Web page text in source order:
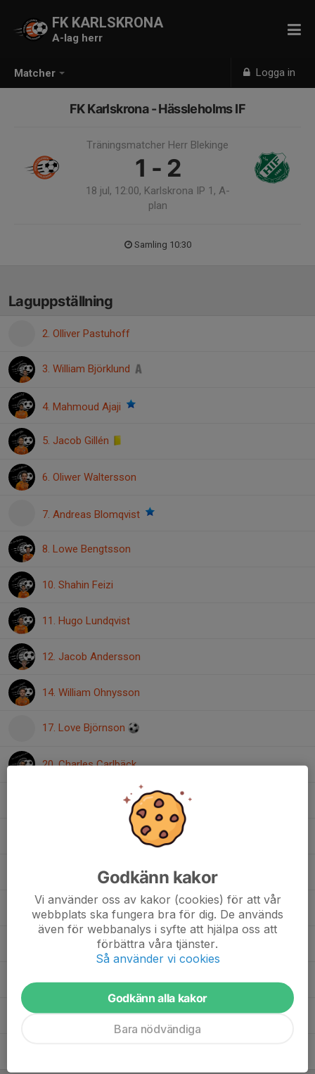
Matcher Logga in
FK KARLSKRONA
A-lag herr
FK Karlskrona - Hässleholms IF
Träningsmatcher Herr Blekinge
1 - 2
18 jul, 12:00, Karlskrona IP 1, A-
plan
Samling 10:30
Laguppställning
2. Olliver Pastuhoff
3. William Björklund
4. Mahmoud Ajaji
5. Jacob Gillén
6. Oliwer Waltersson
7. Andreas Blomqvist
8. Lowe Bengtsson
10. Shahin Feizi
11. Hugo Lundqvist
12. Jacob Andersson
14. William Ohnysson
17. Love Björnson
20. Charles Carlbäck
21. Neo Johansson
23. William Andersson
24. Wilmer Andersson
26. Vincent Bovbjerg
30. Casper Andersson
64. Pontus Jonsson
Godkänn kakor
Vi använder oss av kakor (cookies) för att vår
webbplats ska fungera bra för dig. De används
även för webbanalys i syfte att hjälpa oss att
förbättra våra tjänster.
Så använder vi cookies
Godkänn alla kakor
Bara nödvändiga